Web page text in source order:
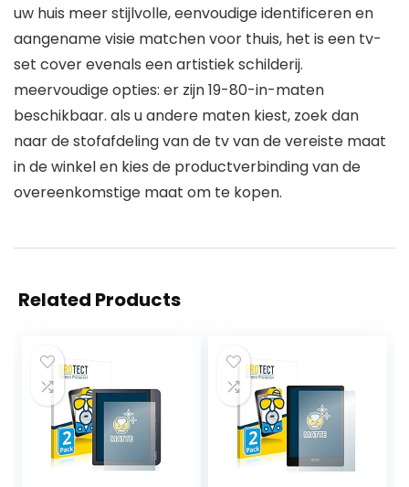
uw huis meer stijlvolle, eenvoudige identificeren en
aangename visie matchen voor thuis, het is een tv-
set cover evenals een artistiek schilderij.
meervoudige opties: er zijn 19-80-in-maten
beschikbaar. als u andere maten kiest, zoek dan
naar de stofafdeling van de tv van de vereiste maat
in de winkel en kies de productverbinding van de
overeenkomstige maat om te kopen.
Related Products